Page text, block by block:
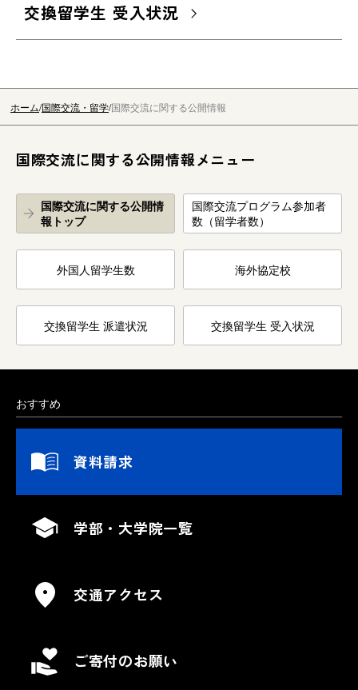
交換留学生 受入状況
ホーム 国際交流・留学国際交流に関する公開情報
国際交流に関する公開情報メニュー
国際交流に関する公開情
報トップ
国際交流プログラム参加者
数（留学者数）
外国人留学生数 海外協定校
交換留学生 派遣状況 交換留学生 受入状況
おすすめ
資料請求
学部・大学院一覧
交通アクセス
ご寄付のお願い